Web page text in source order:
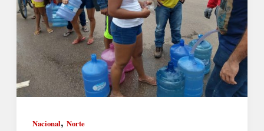
Nacional, Norte